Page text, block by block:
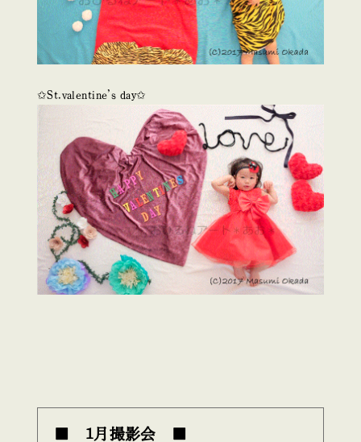
✩St.valentine’s day✩
■ 1月撮影会 ■